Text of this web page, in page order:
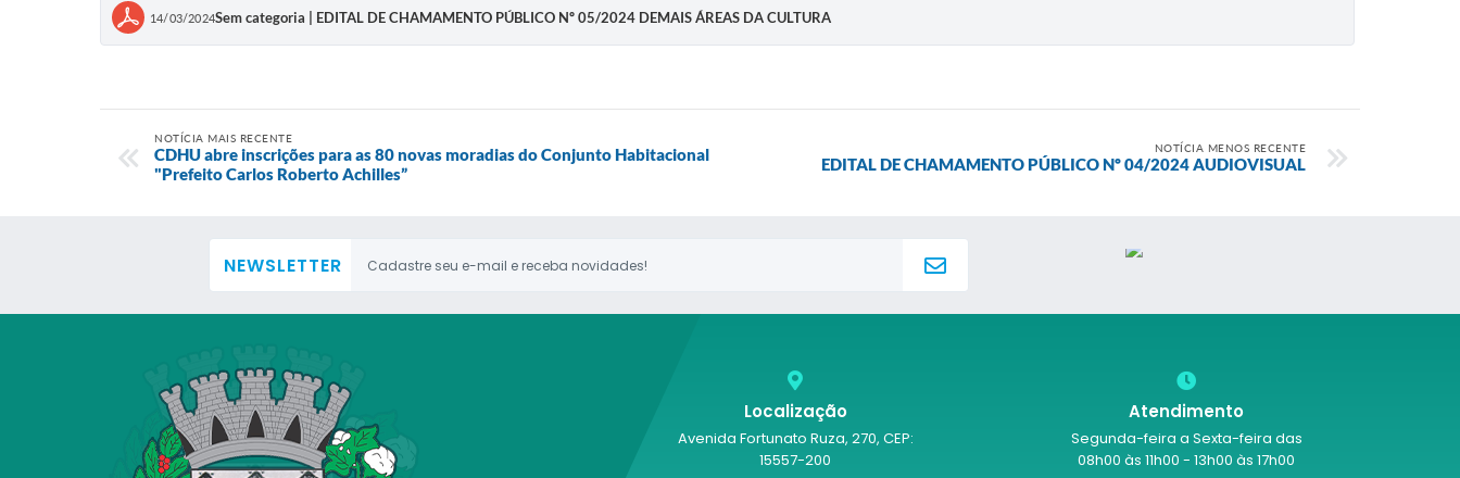
14/03/2024Sem categoria | EDITAL DE CHAMAMENTO PÚBLICO Nº 05/2024 DEMAIS ÁREAS DA CULTURA
NOTÍCIA MAIS RECENTE
CDHU abre inscrições para as 80 novas moradias do Conjunto Habitacional
"Prefeito Carlos Roberto Achilles”
NOTÍCIA MENOS RECENTE
EDITAL DE CHAMAMENTO PÚBLICO Nº 04/2024 AUDIOVISUAL
NEWSLETTER
Atendimento
Segunda-feira a Sexta-feira das
08h00 às 11h00 - 13h00 às 17h00
Localização
Avenida Fortunato Ruza, 270, CEP:
15557-200